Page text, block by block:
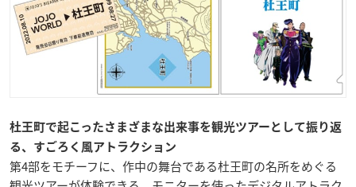
杜王町で起こったさまざまな出来事を観光ツアーとして振り返
る、すごろく風アトラクション
第4部をモチーフに、作中の舞台である杜王町の名所をめぐる